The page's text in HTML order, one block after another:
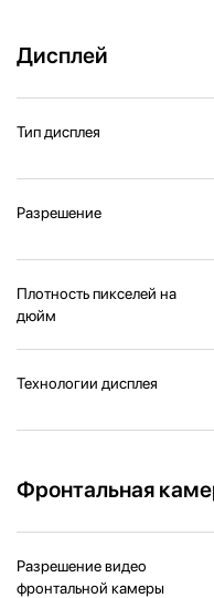
Дисплей
Тип дисплея
Разрешение
Плотность пикселей на
дюйм
Технологии дисплея
Фронтальная
Разрешение видео
фронтальной камеры